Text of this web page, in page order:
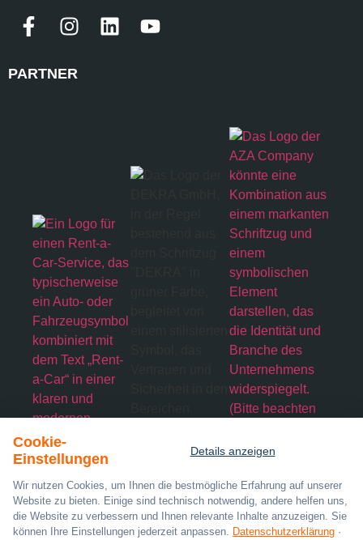
PARTNER
Cookie-
Einstellungen
Details anzeigen
Wir nutzen Cookies, um Ihnen die bestmögliche Erfahrung auf unserer
Website zu bieten. Einige sind technisch notwendig, andere helfen uns,
die Website zu verbessern und Ihnen relevante Inhalte anzuzeigen. Sie
können Ihre Einstellungen jederzeit anpassen. Datenschutzerklärung ·